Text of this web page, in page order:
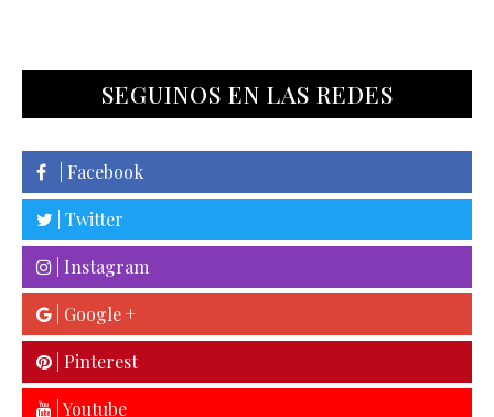
SEGUINOS EN LAS REDES
| Facebook
| Twitter
| Instagram
| Google +
| Pinterest